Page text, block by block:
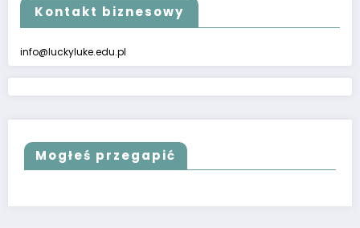
Kontakt biznesowy
info@luckyluke.edu.pl
Mogłeś przegapić